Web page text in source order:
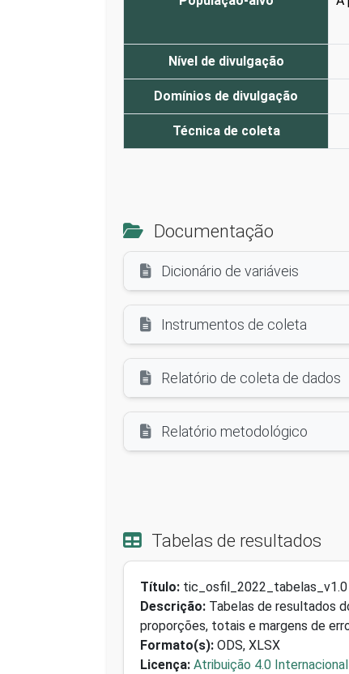
Nível de divulgação
Domínios de divulgação
Técnica de coleta
Documentação
Dicionário de variáveis
Instrumentos de coleta
Relatório de coleta de dados
Relatório metodológico
Tabelas de resultados
Título: tic_osfil_2022_tabelas_v1.0
Descrição: Tabelas de resultados
proporções, totais e margens de
Formato(s): ODS, XLSX
Licença: Atribuição 4.0 Internacional